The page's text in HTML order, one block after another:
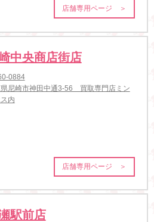
店舗専用ページ ＞
中央商店街店
0884
尼崎市神田中通3-56 買取専門店ミン
ス内
店舗専用ページ ＞
駅前店